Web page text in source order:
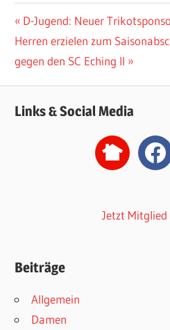
Vorheriger
Beitrag:
D-Jugend: Neuer
Nächster
Beitrag:
Herren erzielen zum
gegen den SC Eching II
Links & Social Media
nextdoor2
Jetzt Mitglied
Beiträge
Allgemein
Damen